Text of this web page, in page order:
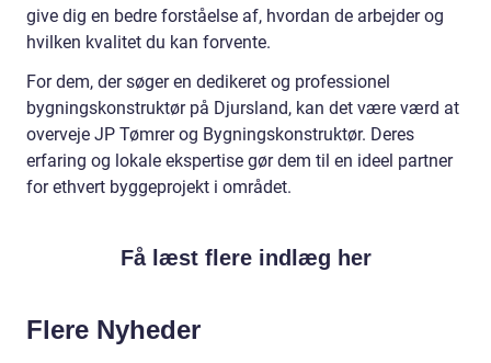
give dig en bedre forståelse af, hvordan de arbejder og
hvilken kvalitet du kan forvente.
For dem, der søger en dedikeret og professionel
bygningskonstruktør på Djursland, kan det være værd at
overveje JP Tømrer og Bygningskonstruktør. Deres
erfaring og lokale ekspertise gør dem til en ideel partner
for ethvert byggeprojekt i området.
Få læst flere indlæg her
Flere Nyheder